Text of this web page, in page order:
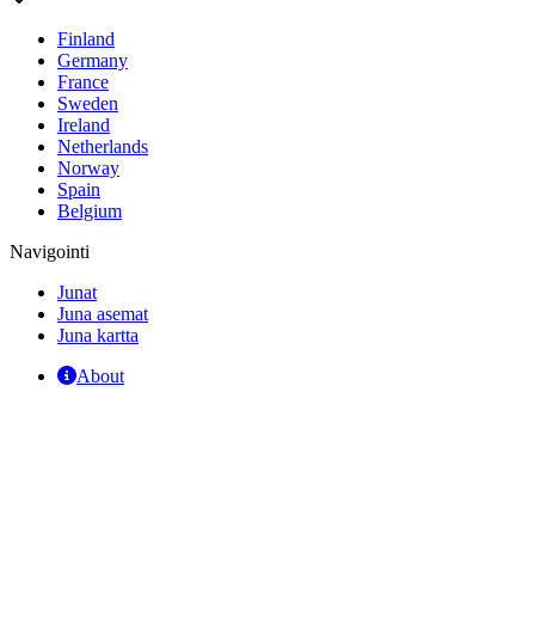
Finland
Germany
France
Sweden
Ireland
Netherlands
Norway
Spain
Belgium
Navigointi
Junat
Juna asemat
Juna kartta
About